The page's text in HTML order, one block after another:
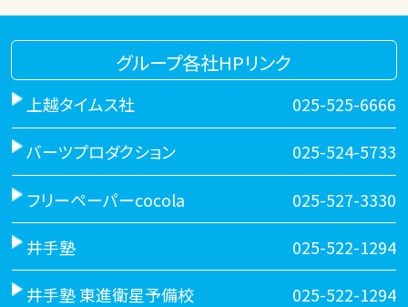
グループ各社HPリンク
上越タイムス社 025-525-6666
バーツプロダクション 025-524-5733
フリーペーパーcocola 025-527-3330
井手塾 025-522-1294
井手塾 東進衛星予備校 025-522-1294